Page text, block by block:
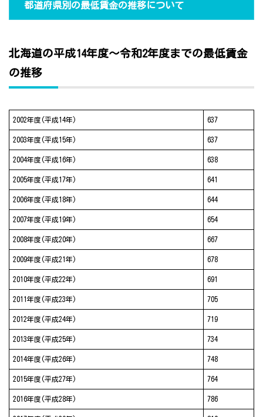
都道府県別の最低賃金の推移について
北海道の平成14年度～令和2年度までの最低賃金
の推移
2002年度(平成14年) 637
2003年度(平成15年) 637
2004年度(平成16年) 638
2005年度(平成17年) 641
2006年度(平成18年) 644
2007年度(平成19年) 654
2008年度(平成20年) 667
2009年度(平成21年) 678
2010年度(平成22年) 691
2011年度(平成23年) 705
2012年度(平成24年) 719
2013年度(平成25年) 734
2014年度(平成26年) 748
2015年度(平成27年) 764
2016年度(平成28年) 786